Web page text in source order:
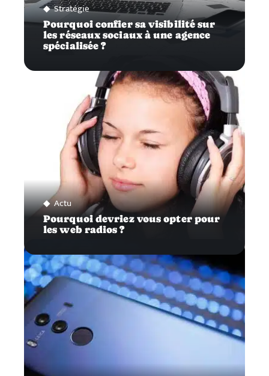
Stratégie
Pourquoi confier sa visibilité sur
les réseaux sociaux à une agence
spécialisée ?
Actu
Pourquoi devriez vous opter pour
les web radios ?